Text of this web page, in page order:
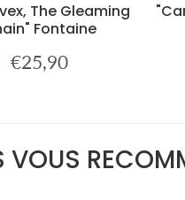
The Gleaming
Fontaine
Prix
€25,90€25,90
VOUS